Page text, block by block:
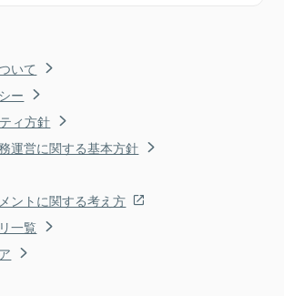
いて
ー
ィ方針
運営に関する基本方針
ントに関する考え方
一覧